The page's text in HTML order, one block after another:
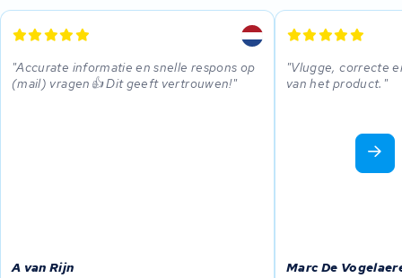
Accurate informatie en snelle respons op
(mail) vragen👍 Dit geeft vertrouwen!
A van Rijn
Vlugge, correcte
van het product.
Marc De